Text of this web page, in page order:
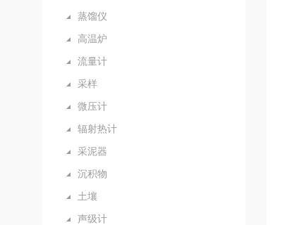
蒸馏仪
高温炉
流量计
采样
微压计
辐射热计
采泥器
沉积物
土壤
声级计